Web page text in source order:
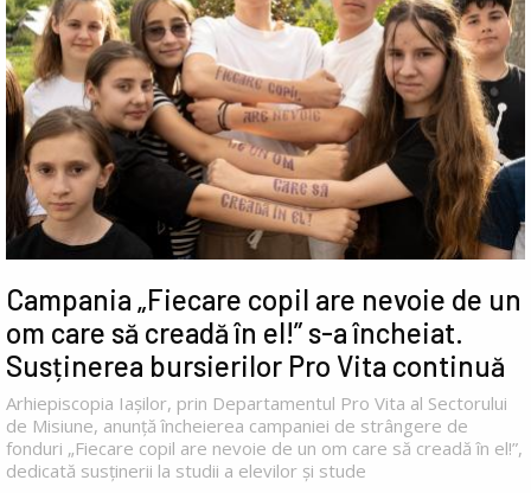
Campania „Fiecare copil are nevoie de un
om care să creadă în el!” s-a încheiat.
Susținerea bursierilor Pro Vita continuă
Arhiepiscopia Iașilor, prin Departamentul Pro Vita al Sectorului
de Misiune, anunță încheierea campaniei de strângere de
fonduri „Fiecare copil are nevoie de un om care să creadă în el!”,
dedicată susținerii la studii a elevilor și stude